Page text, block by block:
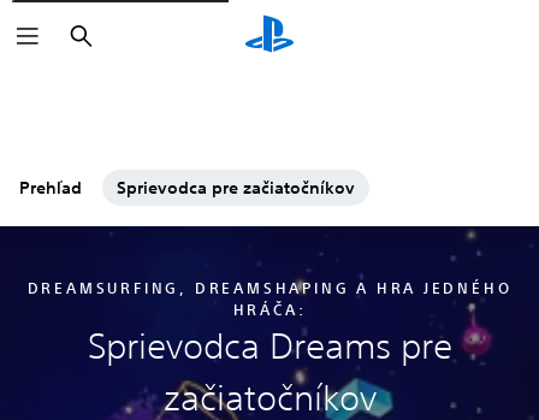
Vyhľadať
Prehľad Sprievodca pre začiatočníkov
DREAMSURFING, DREAMSHAPING A HRA JEDNÉHO
HRÁČA:
Sprievodca Dreams pre
začiatočníkov